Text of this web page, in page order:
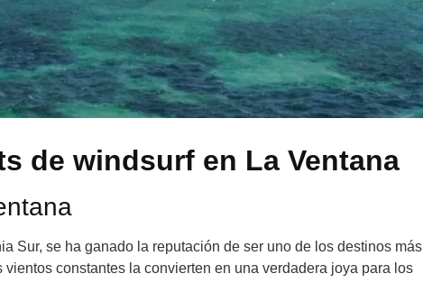
de windsurf en La Ventana
Sur, se ha ganado la reputación de ser uno de los destinos más
constantes la convierten en una verdadera joya para los